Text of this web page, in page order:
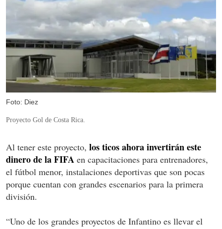
Foto: Diez
Proyecto Gol de Costa Rica.
Al tener este proyecto, los ticos ahora invertirán este
dinero de la FIFA en capacitaciones para entrenadores,
el fútbol menor, instalaciones deportivas que son pocas
porque cuentan con grandes escenarios para la primera
división.
“Uno de los grandes proyectos de Infantino es llevar el